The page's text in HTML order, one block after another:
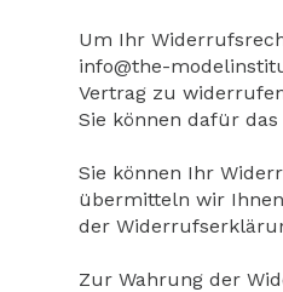
Um Ihr
info@the-
Vertrag zu
Sie können dafür
Sie können Ihr
übermitteln wir
der
Zur Wahrung der